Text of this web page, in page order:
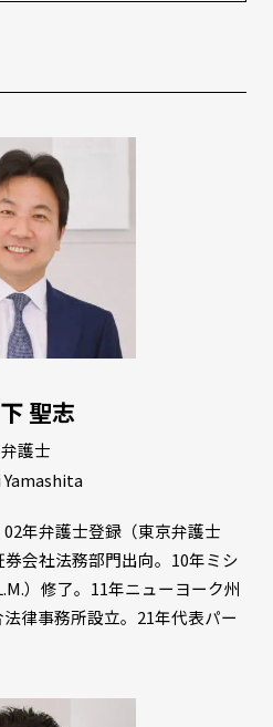
聖志
弁護士
Yamashita
年弁護士登録（東京弁護士
会社法務部門出向。10年ミシ
）修了。11年ニューヨーク州
律事務所設立。21年代表パー